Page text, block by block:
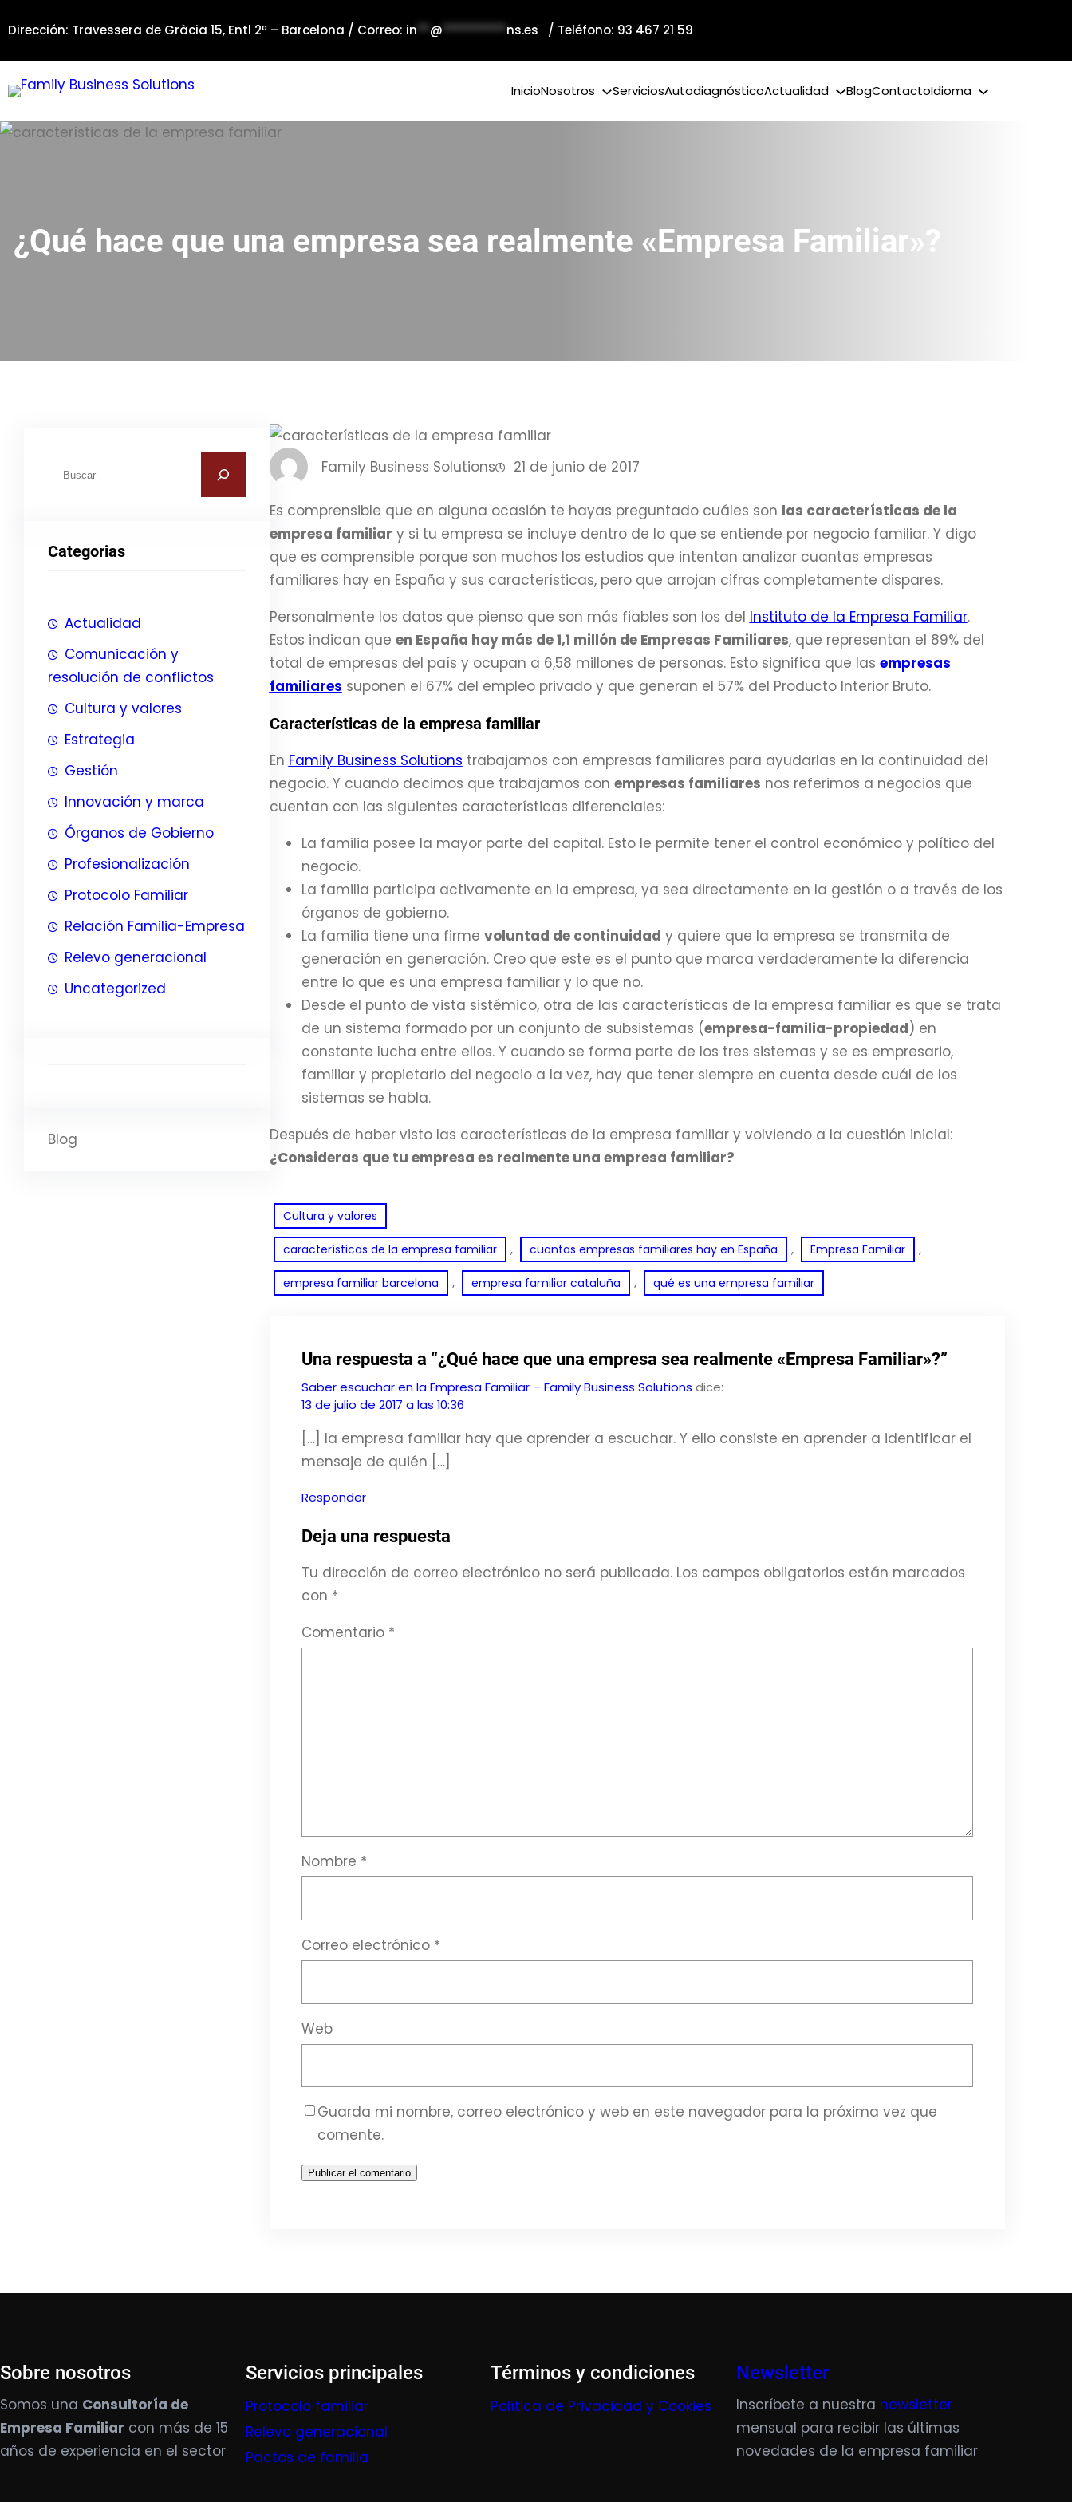
al
contenido
Dirección: Travessera de Gràcia 15, Entl 2ª – Barcelona / Correo: in**@**********ns.es / Teléfono: 93 467 21 59
InicioNosotros ServiciosAutodiagnósticoActualidad BlogContactoIdioma
¿Qué hace que una empresa sea realmente «Empresa Familiar»?
a
Categorias
Actualidad
Comunicación y
resolución de conflictos
Cultura y valores
Estrategia
Gestión
Innovación y marca
Órganos de Gobierno
Profesionalización
Protocolo Familiar
Relación Familia-Empresa
Relevo generacional
Uncategorized
Blog
Family Business Solutions 21 de junio de 2017
Es comprensible que en alguna ocasión te hayas preguntado cuáles son las características de la
empresa familiar y si tu empresa se incluye dentro de lo que se entiende por negocio familiar. Y digo
que es comprensible porque son muchos los estudios que intentan analizar cuantas empresas
familiares hay en España y sus características, pero que arrojan cifras completamente dispares.
Personalmente los datos que pienso que son más fiables son los del Instituto de la Empresa Familiar.
Estos indican que en España hay más de 1,1 millón de Empresas Familiares, que representan el 89% del
total de empresas del país y ocupan a 6,58 millones de personas. Esto significa que las empresas
familiares suponen el 67% del empleo privado y que generan el 57% del Producto Interior Bruto.
Características de la empresa familiar
En Family Business Solutions trabajamos con empresas familiares para ayudarlas en la continuidad del
negocio. Y cuando decimos que trabajamos con empresas familiares nos referimos a negocios que
cuentan con las siguientes características diferenciales:
La familia posee la mayor parte del capital. Esto le permite tener el control económico y político del
negocio.
La familia participa activamente en la empresa, ya sea directamente en la gestión o a través de los
órganos de gobierno.
La familia tiene una firme voluntad de continuidad y quiere que la empresa se transmita de
generación en generación. Creo que este es el punto que marca verdaderamente la diferencia
entre lo que es una empresa familiar y lo que no.
Desde el punto de vista sistémico, otra de las características de la empresa familiar es que se trata
de un sistema formado por un conjunto de subsistemas (empresa-familia-propiedad) en
constante lucha entre ellos. Y cuando se forma parte de los tres sistemas y se es empresario,
familiar y propietario del negocio a la vez, hay que tener siempre en cuenta desde cuál de los
sistemas se habla.
Después de haber visto las características de la empresa familiar y volviendo a la cuestión inicial:
¿Consideras que tu empresa es realmente una empresa familiar?
Cultura y valores
características de la empresa familiar , cuantas empresas familiares hay en España , Empresa Familiar ,
empresa familiar barcelona , empresa familiar cataluña , qué es una empresa familiar
Una respuesta a “¿Qué hace que una empresa sea realmente «Empresa Familiar»?”
Saber escuchar en la Empresa Familiar – Family Business Solutions dice:
13 de julio de 2017 a las 10:36
[…] la empresa familiar hay que aprender a escuchar. Y ello consiste en aprender a identificar el
mensaje de quién […]
Responder
Deja una respuesta
Tu dirección de correo electrónico no será publicada. Los campos obligatorios están marcados
con *
Comentario *
Nombre *
Correo electrónico *
Web
Guarda mi nombre, correo electrónico y web en este navegador para la próxima vez que
comente.
Sobre nosotros
Somos una Consultoría de
Empresa Familiar con más de 15
años de experiencia en el sector
Servicios principales
Protocolo familiar
Relevo generacional
Pactos de familia
Términos y condiciones
Política de Privacidad y Cookies
Newsletter
Inscríbete a nuestra newsletter
mensual para recibir las últimas
novedades de la empresa familiar